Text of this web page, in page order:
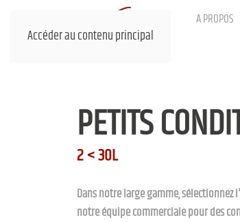
Accéder au contenu principal
A PROPOS
PETITS
2 < 30L
Dans notre large gamme,
notre équipe commerciale pour des